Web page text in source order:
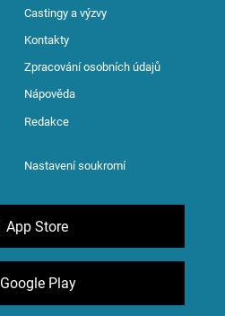
Castingy a výzvy
Kontakty
Zpracování osobních údajů
Nápověda
Redakce
Nastavení soukromí
App Store
Google Play